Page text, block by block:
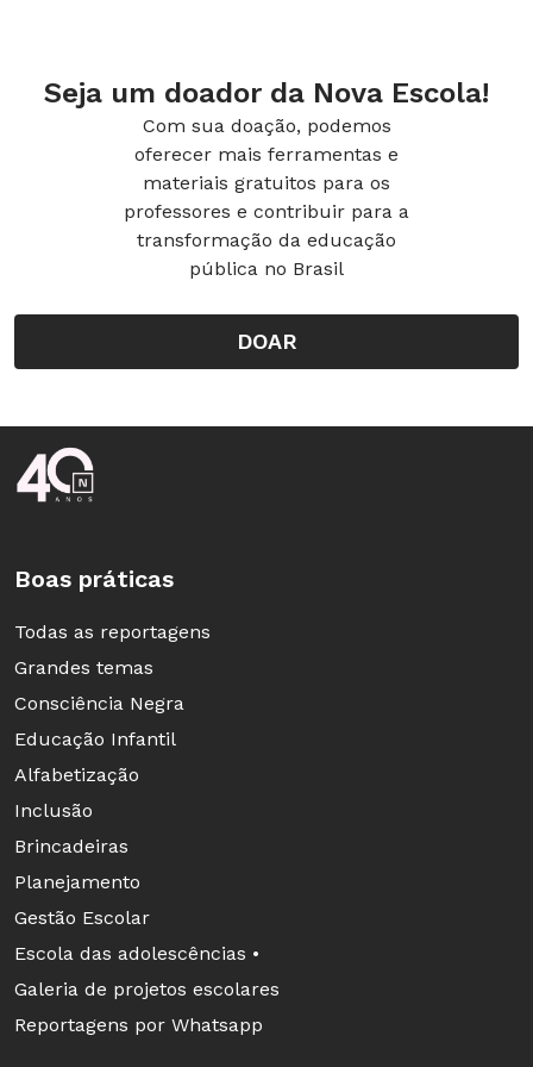
Seja um doador da Nova Escola!
Com sua doação, podemos
oferecer mais ferramentas e
materiais gratuitos para os
professores e contribuir para a
transformação da educação
pública no Brasil
DOAR
Rodapé da Nova Escola
Boas práticas
Todas as reportagens
Grandes temas
Consciência Negra
Educação Infantil
Alfabetização
Inclusão
Brincadeiras
Planejamento
Gestão Escolar
Escola das adolescências •
Galeria de projetos escolares
Reportagens por Whatsapp